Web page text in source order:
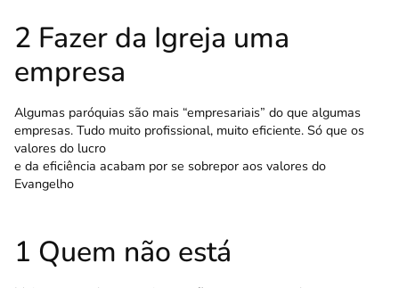
2 Fazer da Igreja uma
empresa
Algumas paróquias são mais “empresariais” do que algumas
empresas. Tudo muito profissional, muito eficiente. Só que os
valores do lucro
e da eficiência acabam por se sobrepor aos valores do
Evangelho
1 Quem não está